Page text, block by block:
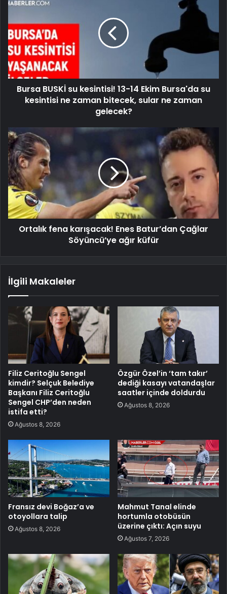
Bursa BUSKİ su kesintisi! 13-14 Ekim Bursa'da su
kesintisi ne zaman bitecek, sular ne zaman
gelecek?
Ortalık fena karışacak! Enes Batur’dan Çağlar
Söyüncü’ye ağır küfür
İlgili Makaleler
Filiz Ceritoğlu Sengel
kimdir? Selçuk Belediye
Başkanı Filiz Ceritoğlu
Sengel CHP’den neden
istifa etti?
Ağustos 8, 2026
Özgür Özel’in ‘tam takır’
dediği kasayı vatandaşlar
saatler içinde doldurdu
Ağustos 8, 2026
Fransız devi Boğaz’a ve
otoyollara talip
Ağustos 8, 2026
Mahmut Tanal elinde
hortumla otobüsün
üzerine çıktı: Açın suyu
Ağustos 7, 2026